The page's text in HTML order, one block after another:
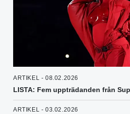
ARTIKEL - 08.02.2026
LISTA: Fem uppträdanden från
ARTIKEL - 03.02.2026